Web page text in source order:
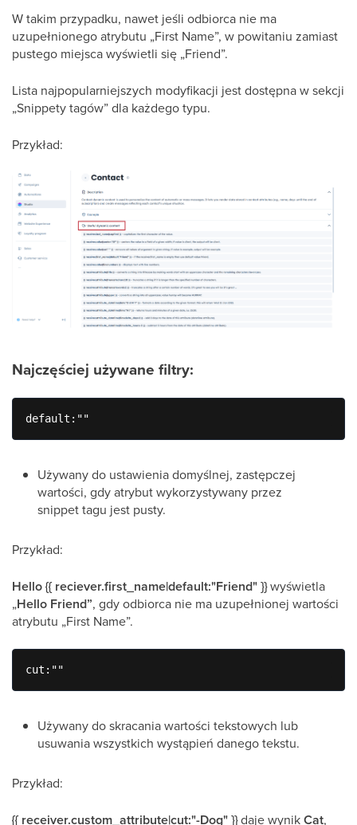
W takim przypadku, nawet jeśli odbiorca nie ma
uzupełnionego atrybutu „First Name”, w powitaniu zamiast
pustego miejsca wyświetli się „Friend”.
Lista najpopularniejszych modyfikacji jest dostępna w sekcji
„Snippety tagów” dla każdego typu.
Przykład:
Najczęściej używane filtry:
default:""
Używany do ustawienia domyślnej, zastępczej
wartości, gdy atrybut wykorzystywany przez
snippet tagu jest pusty.
Przykład:
Hello {{ reciever.first_name|default:"Friend" }}wyświetla
„Hello Friend”, gdy odbiorca nie ma uzupełnionej wartości
atrybutu „First Name”.
cut:""
Używany do skracania wartości tekstowych lub
usuwania wszystkich wystąpień danego tekstu.
Przykład:
{{ receiver.custom_attribute|cut:"-Dog" }}daje wynikCat,